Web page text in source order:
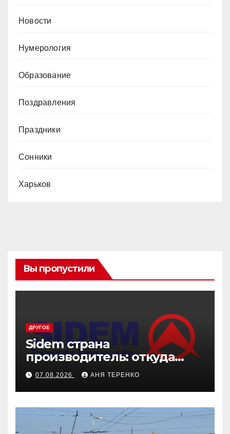
Новости
Нумерология
Образование
Поздравления
Праздники
Сонники
Харьков
Вы пропустили
ДРУГОЕ
Sidem страна
производитель: откуда
родом эти детали
07.08.2026 АНЯ ТЕРЕНКО